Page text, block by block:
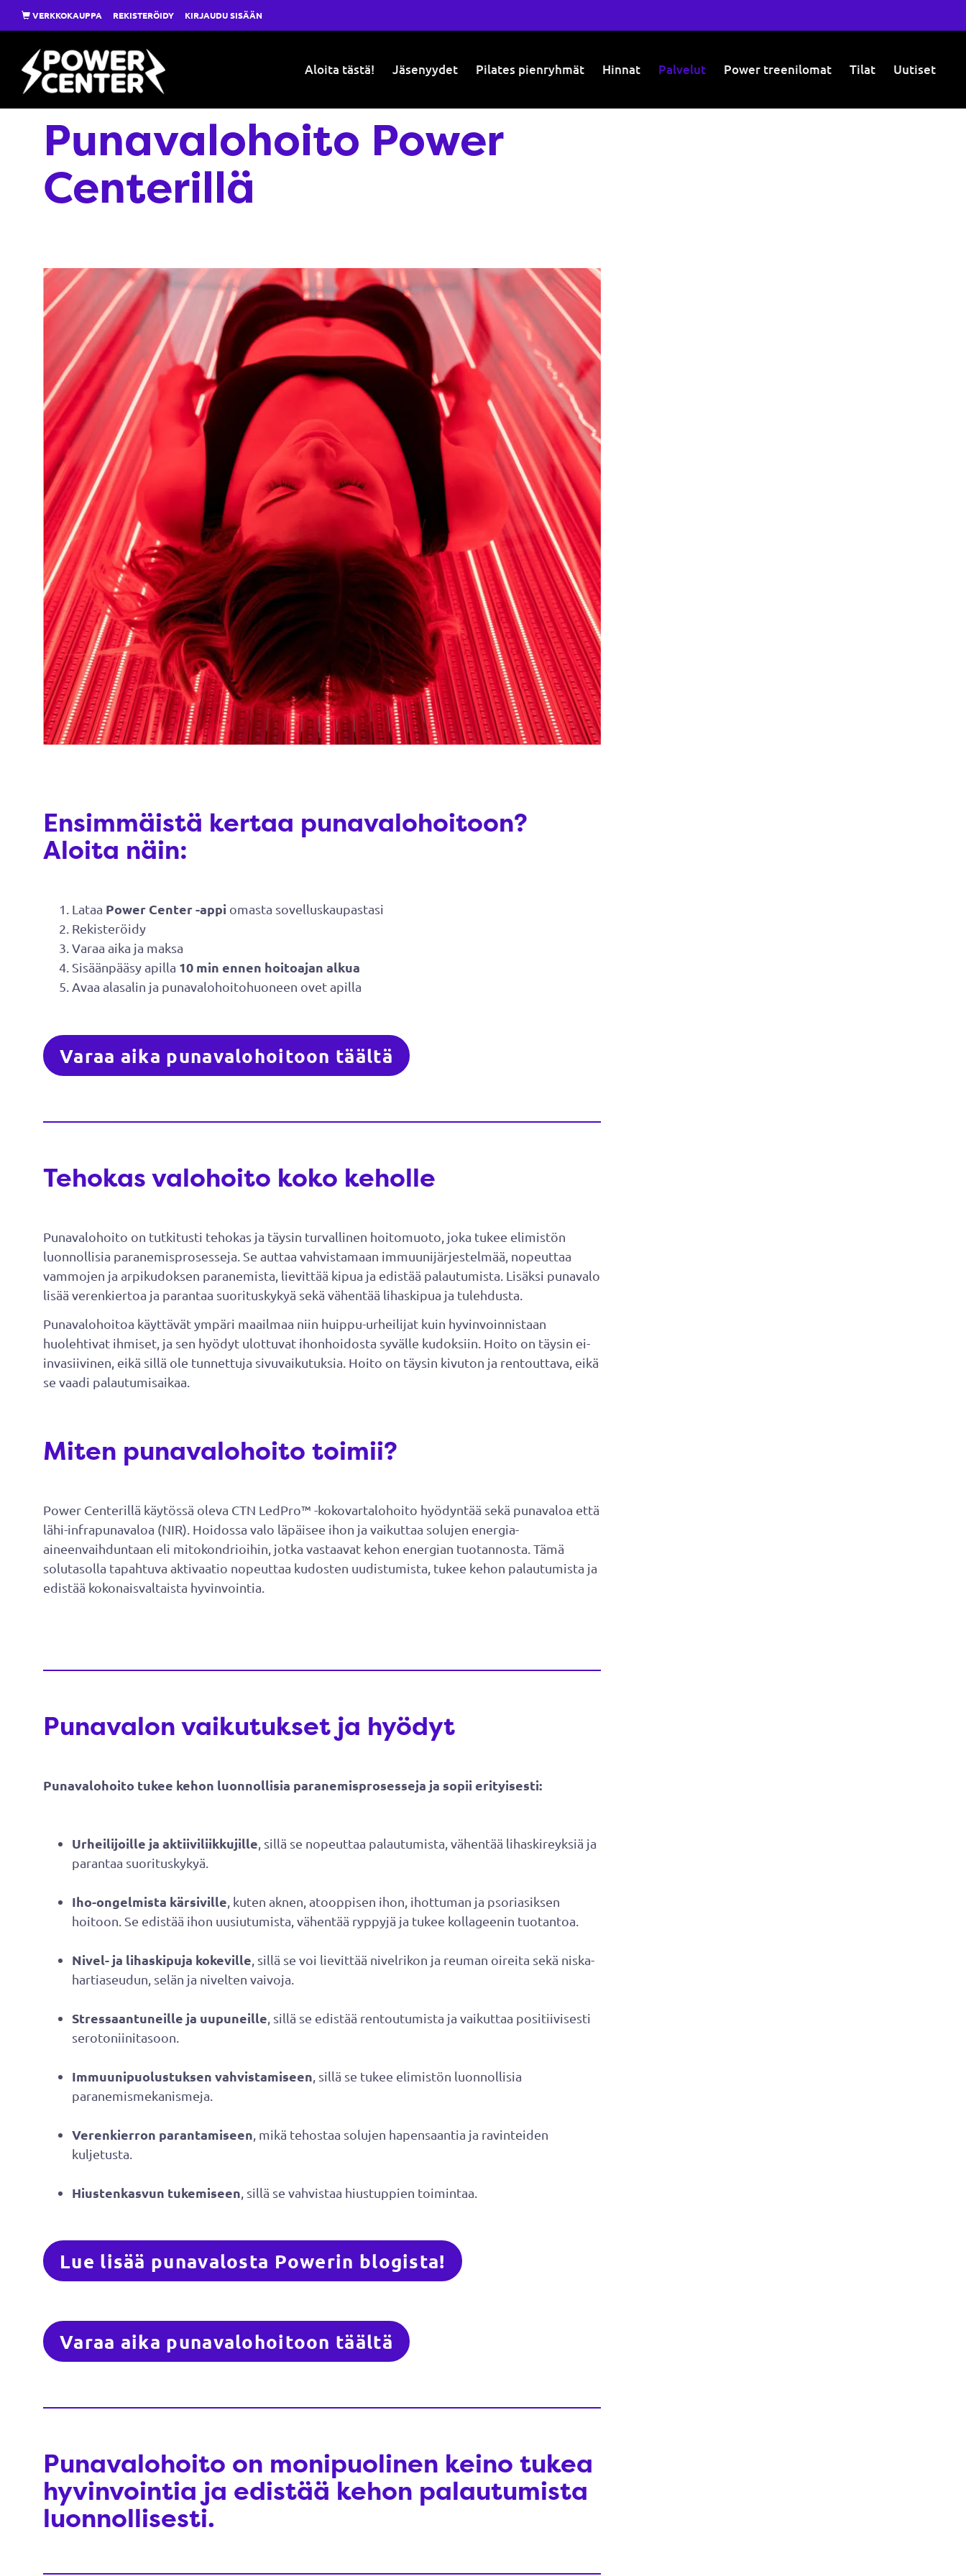
VERKKOKAUPPA REKISTERÖIDY KIRJAUDU SISÄÄN
Aloita tästä! Jäsenyydet Pilates pienryhmät Hinnat Palvelut Power treenilomat Tilat Uutiset
Punavalohoito Power
Centerillä
Ensimmäistä kertaa punavalohoitoon?​​​​​​​
Aloita näin:
Lataa Power Center -appi omasta sovelluskaupastasi
Rekisteröidy
Varaa aika ja maksa
Sisäänpääsy apilla 10 min ennen hoitoajan alkua
Avaa alasalin ja punavalohoitohuoneen ovet apilla
Varaa aika punavalohoitoon täältä
Tehokas valohoito koko keholle
Punavalohoito on tutkitusti tehokas ja täysin turvallinen hoitomuoto, joka tukee elimistön
luonnollisia paranemisprosesseja. Se auttaa vahvistamaan immuunijärjestelmää, nopeuttaa
vammojen ja arpikudoksen paranemista, lievittää kipua ja edistää palautumista. Lisäksi punavalo
lisää verenkiertoa ja parantaa suorituskykyä sekä vähentää lihaskipua ja tulehdusta.
Punavalohoitoa käyttävät ympäri maailmaa niin huippu-urheilijat kuin hyvinvoinnistaan
huolehtivat ihmiset, ja sen hyödyt ulottuvat ihonhoidosta syvälle kudoksiin. Hoito on täysin ei-
invasiivinen, eikä sillä ole tunnettuja sivuvaikutuksia. Hoito on täysin kivuton ja rentouttava, eikä
se vaadi palautumisaikaa.
Miten punavalohoito toimii?
Power Centerillä käytössä oleva CTN LedPro™ -kokovartalohoito hyödyntää sekä punavaloa että
lähi-infrapunavaloa (NIR). Hoidossa valo läpäisee ihon ja vaikuttaa solujen energia-
aineenvaihduntaan eli mitokondrioihin, jotka vastaavat kehon energian tuotannosta. Tämä
solutasolla tapahtuva aktivaatio nopeuttaa kudosten uudistumista, tukee kehon palautumista ja
edistää kokonaisvaltaista hyvinvointia.
Punavalon vaikutukset ja hyödyt
Punavalohoito tukee kehon luonnollisia paranemisprosesseja ja sopii erityisesti:
Urheilijoille ja aktiiviliikkujille , sillä se nopeuttaa palautumista, vähentää lihaskireyksiä ja
parantaa suorituskykyä.
Iho-ongelmista kärsiville , kuten aknen, atooppisen ihon, ihottuman ja psoriasiksen
hoitoon. Se edistää ihon uusiutumista, vähentää ryppyjä ja tukee kollageenin tuotantoa.
Nivel- ja lihaskipuja kokeville , sillä se voi lievittää nivelrikon ja reuman oireita sekä niska-
hartiaseudun, selän ja nivelten vaivoja.
Stressaantuneille ja uupuneille , sillä se edistää rentoutumista ja vaikuttaa positiivisesti
serotoniinitasoon.
Immuunipuolustuksen vahvistamiseen , sillä se tukee elimistön luonnollisia
paranemismekanismeja.
Verenkierron parantamiseen , mikä tehostaa solujen hapensaantia ja ravinteiden
kuljetusta.
Hiustenkasvun tukemiseen , sillä se vahvistaa hiustuppien toimintaa.
Lue lisää punavalosta Powerin blogista!
Varaa aika punavalohoitoon täältä
Punavalohoito on monipuolinen keino tukea
hyvinvointia ja edistää kehon palautumista
luonnollisesti.